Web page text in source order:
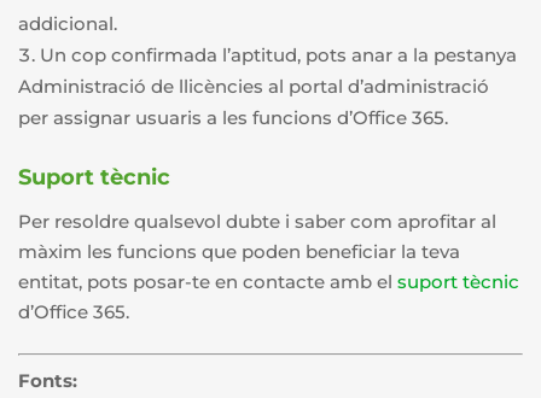
addicional.
Un cop confirmada l’aptitud, pots anar a la pestanya
Administració de llicències al portal d’administració
per assignar usuaris a les funcions d’Office 365.
Suport tècnic
Per resoldre qualsevol dubte i saber com aprofitar al
màxim les funcions que poden beneficiar la teva
entitat, pots posar-te en contacte amb el suport tècnic
d’Office 365.
Fonts: